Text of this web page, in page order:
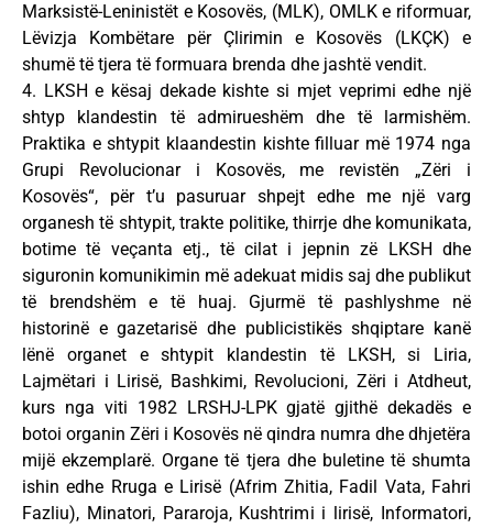
Marksistë-Leninistët e Kosovës, (MLK), OMLK e riformuar,
Lëvizja Kombëtare për Çlirimin e Kosovës (LKÇK) e
shumë të tjera të formuara brenda dhe jashtë vendit.
4. LKSH e kësaj dekade kishte si mjet veprimi edhe një
shtyp klandestin të admirueshëm dhe të larmishëm.
Praktika e shtypit klaandestin kishte filluar më 1974 nga
Grupi Revolucionar i Kosovës, me revistën „Zëri i
Kosovës“, për t’u pasuruar shpejt edhe me një varg
organesh të shtypit, trakte politike, thirrje dhe komunikata,
botime të veçanta etj., të cilat i jepnin zë LKSH dhe
siguronin komunikimin më adekuat midis saj dhe publikut
të brendshëm e të huaj. Gjurmë të pashlyshme në
historinë e gazetarisë dhe publicistikës shqiptare kanë
lënë organet e shtypit klandestin të LKSH, si Liria,
Lajmëtari i Lirisë, Bashkimi, Revolucioni, Zëri i Atdheut,
kurs nga viti 1982 LRSHJ-LPK gjatë gjithë dekadës e
botoi organin Zëri i Kosovës në qindra numra dhe dhjetëra
mijë ekzemplarë. Organe të tjera dhe buletine të shumta
ishin edhe Rruga e Lirisë (Afrim Zhitia, Fadil Vata, Fahri
Fazliu), Minatori, Pararoja, Kushtrimi i lirisë, Informatori,